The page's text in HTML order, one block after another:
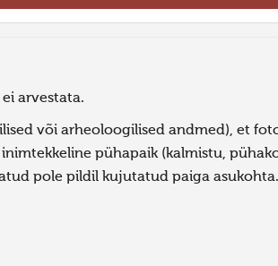
arvestata.
või arheoloogilised andmed), et
pühapaik (kalmistu,
pole pildil kujutatud paiga asukohta.